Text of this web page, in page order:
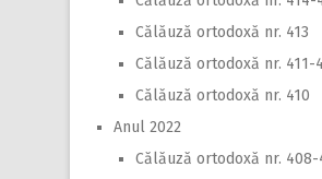
Călăuză ortodoxă nr. 413
Călăuză ortodoxă nr. 411-
Călăuză ortodoxă nr. 410
Anul 2022
Călăuză ortodoxă nr. 408-